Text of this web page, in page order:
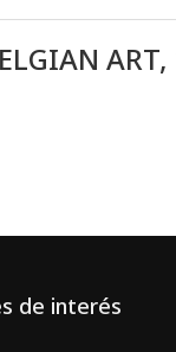
de interés